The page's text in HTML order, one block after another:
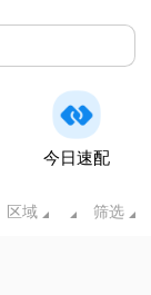
今日速配
区域 筛选